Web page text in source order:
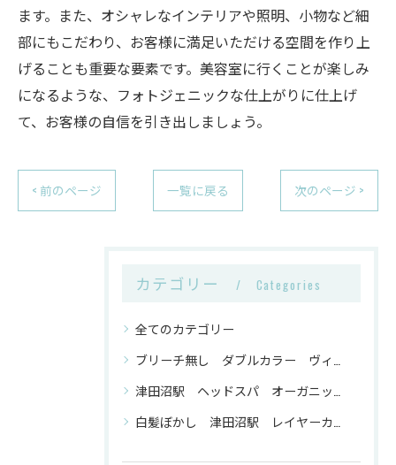
ます。また、オシャレなインテリアや照明、小物など細
部にもこだわり、お客様に満足いただける空間を作り上
げることも重要な要素です。美容室に行くことが楽しみ
になるような、フォトジェニックな仕上がりに仕上げ
て、お客様の自信を引き出しましょう。
< 前のページ 一覧に戻る 次のページ >
カテゴリー Categories
全てのカテゴリー
ブリーチ無し ダブルカラー ヴィーガンカラー 津田沼駅
津田沼駅 ヘッドスパ オーガニックトリートメント ヴィーガンカラー
白髪ぼかし 津田沼駅 レイヤーカット